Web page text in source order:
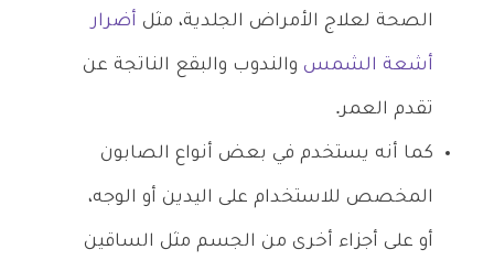
الصحة لعلاج الأمراض الجلدية، مثل أضرار
أشعة الشمس والندوب والبقع الناتجة عن
تقدم العمر.
كما أنه يستخدم في بعض أنواع الصابون
المخصص للاستخدام على اليدين أو الوجه،
أو على أجزاء أخرى من الجسم مثل الساقين